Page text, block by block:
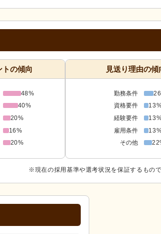
トの傾向
48%
40%
20%
16%
20%
見送り理由の傾
勤務条件
資格要件
経験要件
雇用条件
その他
※現在の採用基準や選考状況を保証するもので